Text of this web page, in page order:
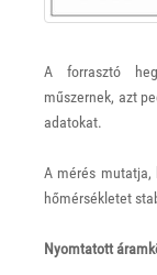
A forrasztó
műszernek, azt
adatokat.
A mérés
hőmérsékletet
Nyomtatott